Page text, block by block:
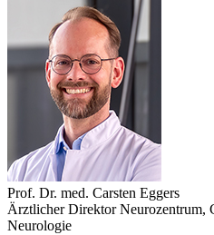
Prof. Dr. med. Carsten Eggers
Ärztlicher Direktor Neurozentrum,
Neurologie